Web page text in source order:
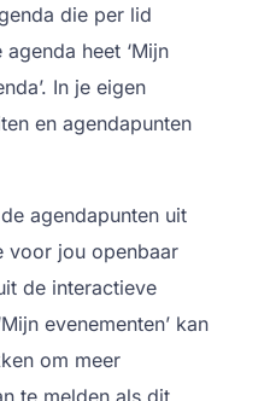
die per lid
heet ‘Mijn
In je eigen
en agendapunten
agendapunten uit
voor jou openbaar
de interactieve
evenementen’ kan
om meer
te melden als dit